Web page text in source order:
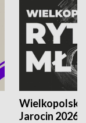
Jarocin 2026